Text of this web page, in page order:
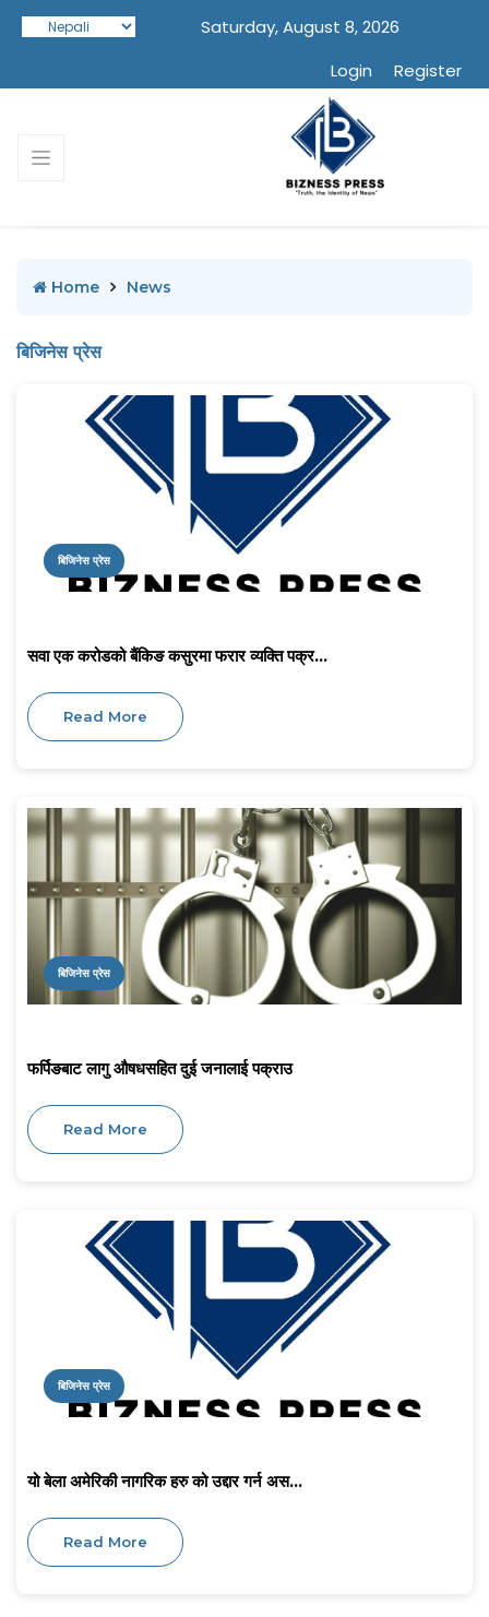
Saturday, August 8, 2026
Login
Register
Home News
बिजिनेस प्रेस
बिजिनेस प्रेस
सवा एक करोडको बैंकिङ कसुरमा फरार व्यक्ति पक्र...
Read More
बिजिनेस प्रेस
फर्पिङबाट लागु औषधसहित दुई जनालाई पक्राउ
Read More
बिजिनेस प्रेस
यो बेला अमेरिकी नागरिक हरु को उद्दार गर्न अस...
Read More